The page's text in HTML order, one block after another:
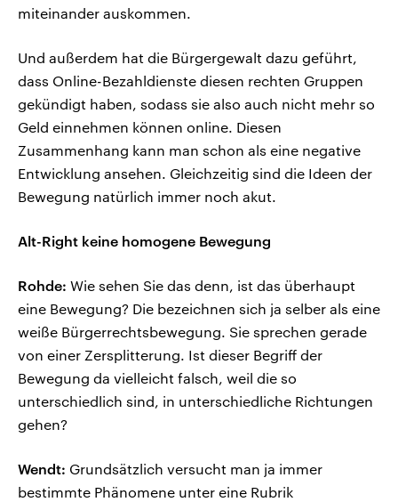
miteinander auskommen.
Und außerdem hat die Bürgergewalt dazu geführt,
dass Online-Bezahldienste diesen rechten Gruppen
gekündigt haben, sodass sie also auch nicht mehr so
Geld einnehmen können online. Diesen
Zusammenhang kann man schon als eine negative
Entwicklung ansehen. Gleichzeitig sind die Ideen der
Bewegung natürlich immer noch akut.
Alt-Right keine homogene Bewegung
Rohde: Wie sehen Sie das denn, ist das überhaupt
eine Bewegung? Die bezeichnen sich ja selber als eine
weiße Bürgerrechtsbewegung. Sie sprechen gerade
von einer Zersplitterung. Ist dieser Begriff der
Bewegung da vielleicht falsch, weil die so
unterschiedlich sind, in unterschiedliche Richtungen
gehen?
Wendt: Grundsätzlich versucht man ja immer
bestimmte Phänomene unter eine Rubrik